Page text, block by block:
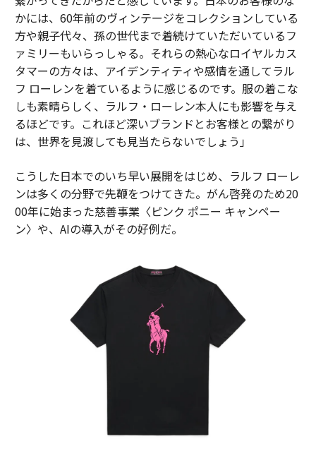
かには、60年前のヴィンテージをコレクションしている
方や親子代々、孫の世代まで着続けていただいているフ
ァミリーもいらっしゃる。それらの熱心なロイヤルカス
タマーの方々は、アイデンティティや感情を通してラル
フ ローレンを着ているように感じるのです。服の着こな
しも素晴らしく、ラルフ・ローレン本人にも影響を与え
るほどです。これほど深いブランドとお客様との繋がり
は、世界を見渡しても見当たらないでしょう」
こうした日本でのいち早い展開をはじめ、ラルフ ローレ
ンは多くの分野で先鞭をつけてきた。がん啓発のため20
00年に始まった慈善事業〈ピンク ポニー キャンペー
ン〉や、AIの導入がその好例だ。